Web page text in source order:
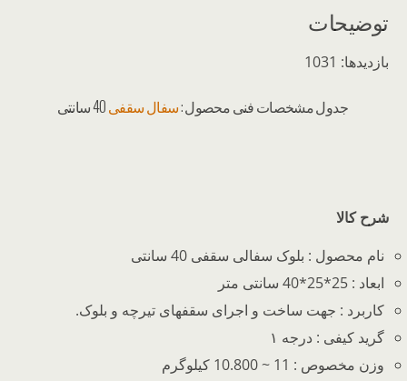
توضیحات
بازدیدها: 1031
جدول مشخصات فنی محصول :سفال سقفی
شرح کالا
نام محصول : بلوک سفالی سقفی 40 سانتی
ابعاد : 25*25*40 سانتی متر
کاربرد : جهت ساخت و اجرای سقفهای تیرچه و بلوک.
گرید کیفی : درجه ۱
وزن مخصوص : 11 ~ 10.800 کیلوگرم